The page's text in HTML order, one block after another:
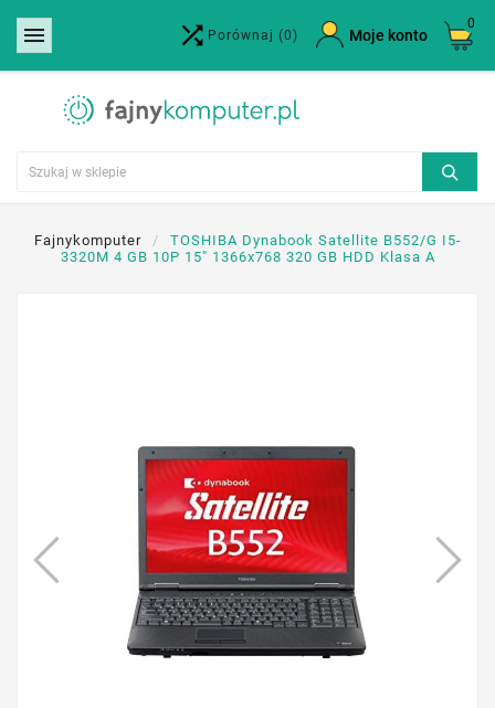
  Porównaj (0) Moje konto
0
Fajnykomputer
TOSHIBA Dynabook Satellite B552/G I5-
3320M 4 GB 10P 15" 1366x768 320 GB HDD Klasa A
Utwórz listę życzeń ×
Nazwa listy życzeń
Anuluj Utwórz listę życzeń